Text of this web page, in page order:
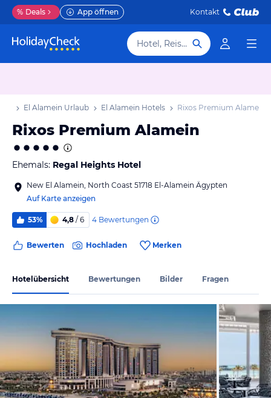
% Deals App öffnen Kontakt
Hotel, Reiseziel
El Alamein Urlaub El Alamein Hotels Rixos Premium Alamein
Rixos Premium Alamein
Ehemals: Regal Heights Hotel
New El Alamein, North Coast 51718 El-Alamein Ägypten
Auf Karte anzeigen
53% 4,8 / 6 4 Bewertungen
Bewerten Hochladen Merken
Hotelübersicht Bewertungen Bilder Fragen